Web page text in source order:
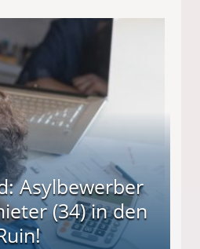
Asylbewerber
(34) in den